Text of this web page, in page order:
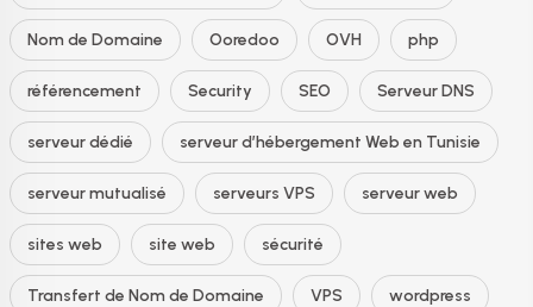
Nom de Domaine Ooredoo OVH php
référencement Security SEO Serveur DNS
serveur dédié serveur d’hébergement Web en Tunisie
serveur mutualisé serveurs VPS serveur web
sites web site web sécurité
Transfert de Nom de Domaine VPS wordpress